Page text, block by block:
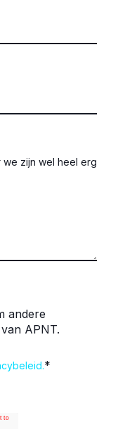
we zijn wel heel erg
andere
APNT.
*